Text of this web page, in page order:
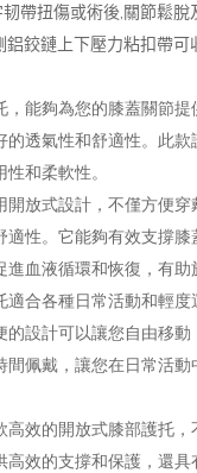
帶扭傷或術後, 關節鬆脫
鋁鉸鏈上下壓力粘扣帶可
，能夠為您的膝蓋關節提
的透氣性和舒適性。此款
和柔軟性。
開放式設計，不僅方便穿
適性。它能夠有效支撐膝
血液循環和恢復，有助
適合各種日常活動和輕
的設計可以讓您自由移動
間佩戴，讓您在日常活動
高效的開放式膝部護托，
高效的支撐和保護，還具